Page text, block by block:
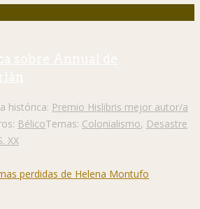
sobre Annual de
histórica: Premio Hislibris mejor autor/a
BélicoTemas: Colonialismo, Desastre
XX